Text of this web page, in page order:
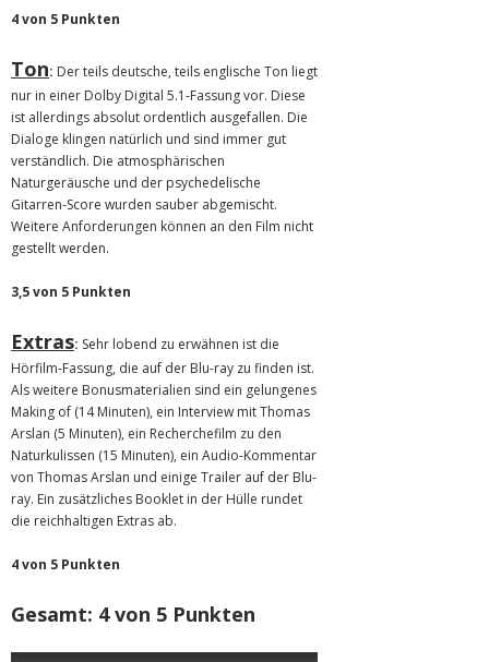
4 von 5 Punkten
Ton: Der teils deutsche, teils englische Ton liegt
nur in einer Dolby Digital 5.1-Fassung vor. Diese
ist allerdings absolut ordentlich ausgefallen. Die
Dialoge klingen natürlich und sind immer gut
verständlich. Die atmosphärischen
Naturgeräusche und der psychedelische
Gitarren-Score wurden sauber abgemischt.
Weitere Anforderungen können an den Film nicht
gestellt werden.
3,5 von 5 Punkten
Extras: Sehr lobend zu erwähnen ist die
Hörfilm-Fassung, die auf der Blu-ray zu finden ist.
Als weitere Bonusmaterialien sind ein gelungenes
Making of (14 Minuten), ein Interview mit Thomas
Arslan (5 Minuten), ein Recherchefilm zu den
Naturkulissen (15 Minuten), ein Audio-Kommentar
von Thomas Arslan und einige Trailer auf der Blu-
ray. Ein zusätzliches Booklet in der Hülle rundet
die reichhaltigen Extras ab.
4 von 5 Punkten
Gesamt: 4 von 5 Punkten